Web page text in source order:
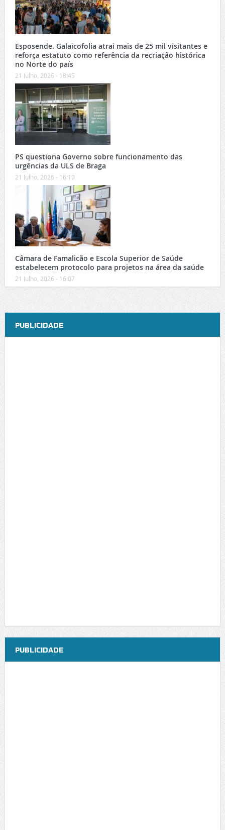
Esposende. Galaicofolia atrai mais de 25 mil visitantes e
reforça estatuto como referência da recriação histórica
no Norte do país
21 Julho, 2026 - 18:45
PS questiona Governo sobre funcionamento das
urgências da ULS de Braga
21 Julho, 2026 - 16:10
Câmara de Famalicão e Escola Superior de Saúde
estabelecem protocolo para projetos na área da saúde
21 Julho, 2026 - 16:07
PUBLICIDADE
PUBLICIDADE